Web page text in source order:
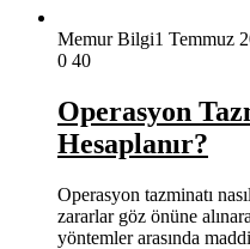
Memur Bilgi1 Temmuz
0 40
Operasyon
Hesaplanır?
Operasyon tazminatı
zararlar göz önüne
yöntemler arasında